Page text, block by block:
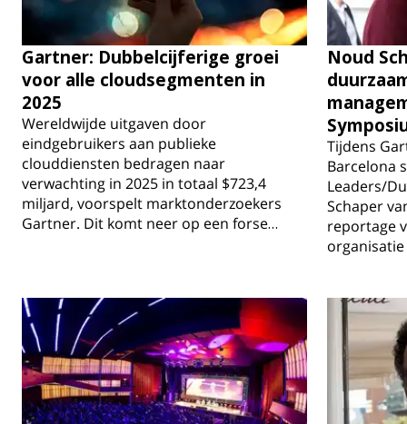
Gartner: Dubbelcijferige groei
voor alle cloudsegmenten in
2025
Wereldwijde uitgaven door
eindgebruikers aan publieke
clouddiensten bedragen naar
verwachting in 2025 in totaal $723,4
miljard, voorspelt marktonderzoekers
Gartner. Dit komt neer op een forse…
Noud
Tijdens
Barcelona
Leaders/
Schaper
reportage